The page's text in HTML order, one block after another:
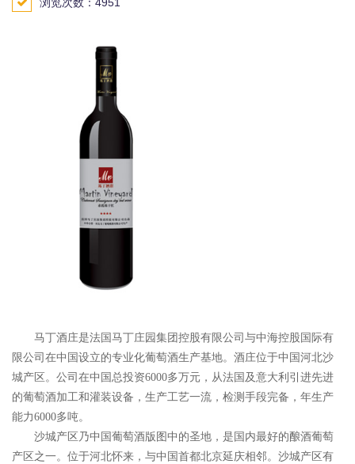
马丁酒庄是法国马丁庄园集团控股有限公司与中海控股国际有
限公司在中国设立的专业化葡萄酒生产基地。酒庄位于中国河北沙
城产区。公司在中国总投资6000多万元，从法国及意大利引进先进
的葡萄酒加工和灌装设备，生产工艺一流，检测手段完备，年生产
能力6000多吨。
沙城产区乃中国葡萄酒版图中的圣地，是国内最好的酿酒葡萄
产区之一。位于河北怀来，与中国首都北京延庆相邻。沙城产区有